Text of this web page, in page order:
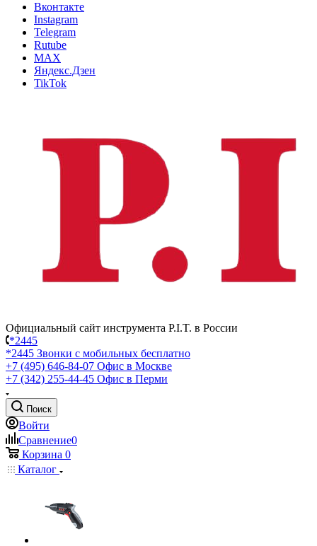
Вконтакте
Instagram
Telegram
Rutube
MAX
Яндекс.Дзен
TikTok
Официальный сайт инструмента P.I.T. в России
*2445
*2445 Звонки с мобильных бесплатно
+7 (495) 646-84-07 Офис в Москве
+7 (342) 255-44-45 Офис в Перми
Поиск
Войти
Сравнение0
Корзина 0
Каталог